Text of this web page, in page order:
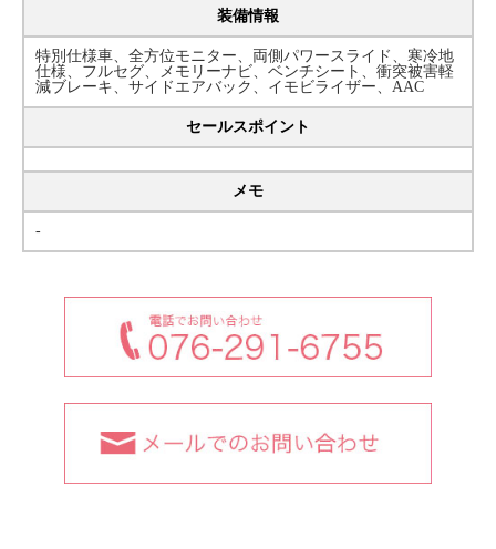
装備情報
特別仕様車、全方位モニター、両側パワースライド、寒冷地
仕様、フルセグ、メモリーナビ、ベンチシート、衝突被害軽
減ブレーキ、サイドエアバック、イモビライザー、AAC
セールスポイント
メモ
-